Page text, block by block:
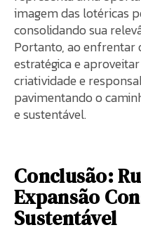
imagem das lotéricas
consolidando sua
Portanto, ao enfrentar
estratégica e
criatividade e
pavimentando o
e sustentável.
Conclusão:
Expansão
Sustentável